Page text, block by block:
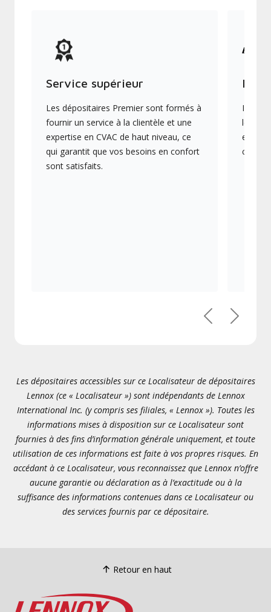
Service supérieur
Les dépositaires Premier sont formés à
fournir un service à la clientèle et une
expertise en CVAC de haut niveau, ce
qui garantit que vos besoins en confort
sont satisfaits.
Ils
les
en
PrécédentSuivant
Les dépositaires accessibles sur ce Localisateur de dépositaires
Lennox (ce « Localisateur ») sont indépendants de Lennox
International Inc. (y compris ses filiales, « Lennox »). Toutes les
informations mises à disposition sur ce Localisateur sont
fournies à des fins d’information générale uniquement, et toute
utilisation de ces informations est faite à vos propres risques. En
accédant à ce Localisateur, vous reconnaissez que Lennox n’offre
aucune garantie ou déclaration as à l’exactitude ou à la
suffisance des informations contenues dans ce Localisateur ou
des services fournis par ce dépositaire.
Retour en haut